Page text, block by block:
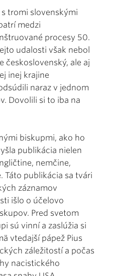
s tromi slovenskými
medzi
procesy 50.
udalosti však nebol
československý, ale aj
inej krajine
naraz v jednom
Dovolili si to iba na
biskupmi, ako ho
publikácia nielen
nemčine,
Táto publikácia sa tvári
záznamov
išlo o účelovo
Pred svetom
sú vinní a zaslúžia si
vtedajší pápež Pius
záležitostí a počas
nacistického